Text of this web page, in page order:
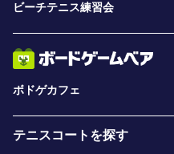
ビーチテニス練習会
ボドゲカフェ
テニスコートを探す